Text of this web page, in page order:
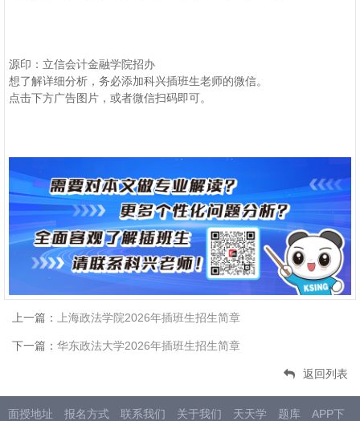
源印： 立信会计金融学院招办
想了解详细分析，务必添加科兴插班生老师的微信。
点击下方广告图片，或者微信扫码即可。
上一篇： 上海政法学院2026年插班生招生简章
下一篇： 华东政法大学2026年插班生招生简章
返回列表
面授地址 报名方式 联系我们 关于我们 天天学 题库
APP下